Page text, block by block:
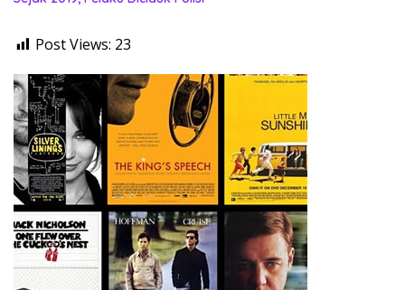
Post Views: 23